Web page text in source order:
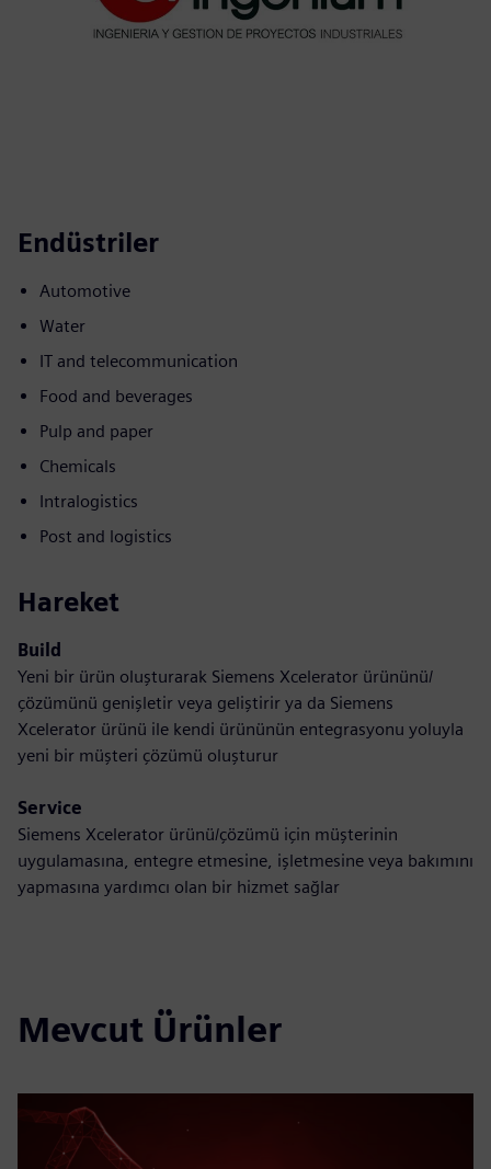
Endüstriler
Automotive
Water
IT and telecommunication
Food and beverages
Pulp and paper
Chemicals
Intralogistics
Post and logistics
Hareket
Build
Yeni bir ürün oluşturarak Siemens Xcelerator ürününü/
çözümünü genişletir veya geliştirir ya da Siemens
Xcelerator ürünü ile kendi ürününün entegrasyonu yoluyla
yeni bir müşteri çözümü oluşturur
Service
Siemens Xcelerator ürünü/çözümü için müşterinin
uygulamasına, entegre etmesine, işletmesine veya bakımını
yapmasına yardımcı olan bir hizmet sağlar
Mevcut Ürünler